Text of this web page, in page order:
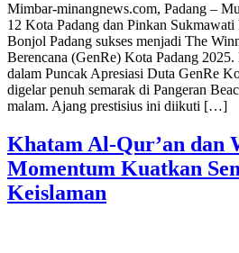
Mimbar-minangnews.com, Padang –
12 Kota Padang dan Pinkan
Bonjol Padang sukses menjadi The
Berencana (GenRe) Kota Padang
dalam Puncak Apresiasi Duta GenRe
digelar penuh semarak di Pangeran
malam. Ajang prestisius ini diikuti […]
Khatam Al-Qur’an dan
Momentum Kuatkan
Keislaman